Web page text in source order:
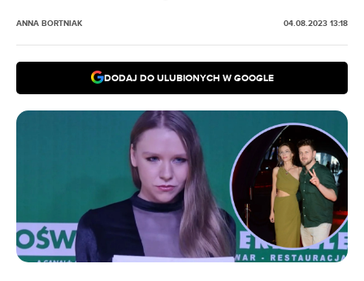
ANNA BORTNIAK 04.08.2023 13:18
DODAJ DO ULUBIONYCH W GOOGLE